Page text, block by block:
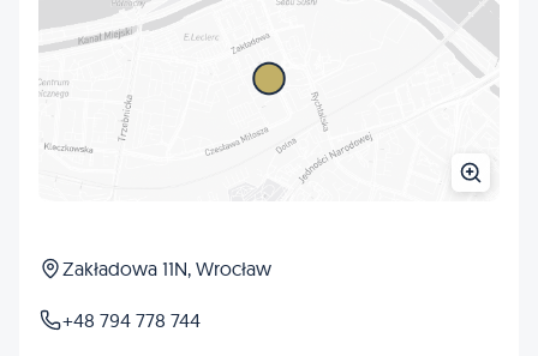
Zakładowa 11N, Wrocław
+48 794 778 744